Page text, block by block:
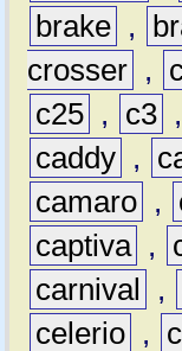
brake ,
crosser ,
c25 , c3 ,
caddy ,
camaro ,
captiva ,
carnival
,
celerio ,